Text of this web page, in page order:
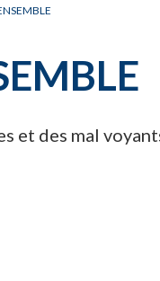
et des mal